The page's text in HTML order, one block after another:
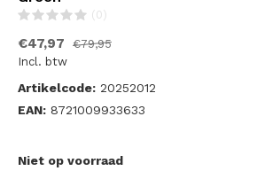
(0)
€47,97
€79,95
Incl. btw
Artikelcode: 20252012
EAN: 8721009933633
Niet op voorraad